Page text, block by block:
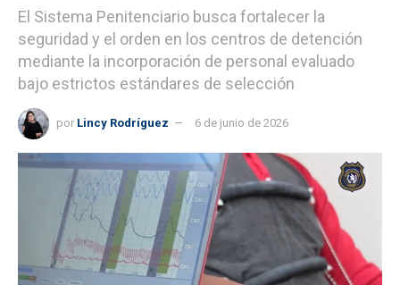
El Sistema Penitenciario busca fortalecer la
seguridad y el orden en los centros de detención
mediante la incorporación de personal evaluado
bajo estrictos estándares de selección
por Lincy Rodríguez 6 de junio de 2026